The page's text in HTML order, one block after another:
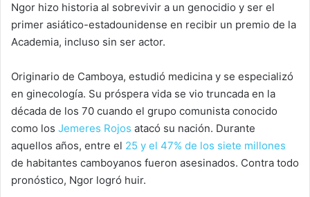
Ngor hizo historia al sobrevivir a un genocidio y ser el
primer asiático-estadounidense en recibir un premio de la
Academia, incluso sin ser actor.
Originario de Camboya, estudió medicina y se especializó
en ginecología. Su próspera vida se vio truncada en la
década de los 70 cuando el grupo comunista conocido
como los Jemeres Rojos atacó su nación. Durante
aquellos años, entre el 25 y el 47% de los siete millones
de habitantes camboyanos fueron asesinados. Contra todo
pronóstico, Ngor logró huir.